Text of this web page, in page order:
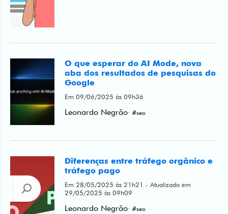
O que esperar do AI Mode, nova
aba dos resultados de pesquisas do
Google
Em 09/06/2025 às 09h36
Leonardo Negrão· #seo
Diferenças entre tráfego orgânico e
tráfego pago
Em 28/05/2025 às 21h21 - Atualizado em
29/05/2025 às 09h09
Leonardo Negrão· #seo